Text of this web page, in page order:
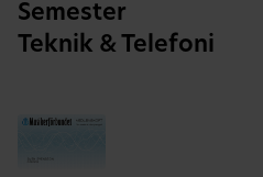
Semester
Teknik & Telefoni